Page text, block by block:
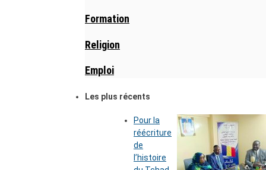
Formation
Religion
Emploi
Les plus récents
Pour la
réécriture
de
l’histoire